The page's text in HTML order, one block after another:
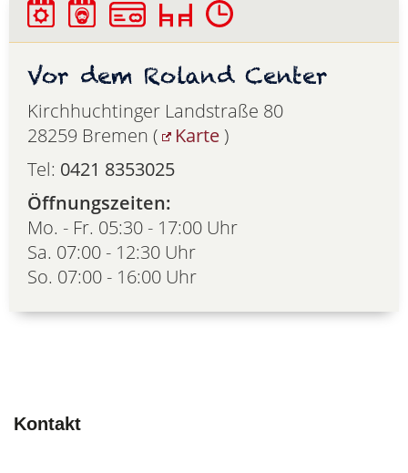
Vor dem Roland Center
Kirchhuchtinger Landstraße 80
28259 Bremen (
Karte )
Tel: 0421 8353025
Öffnungszeiten:
Mo. - Fr. 05:30 - 17:00 Uhr
Sa. 07:00 - 12:30 Uhr
So. 07:00 - 16:00 Uhr
Kontakt